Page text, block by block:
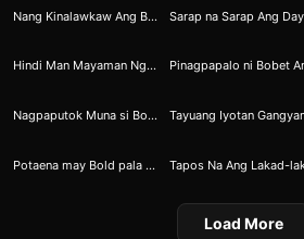
Nang Kinalawkaw Ang Balong Mababaw
40
Hindi Man Mayaman Ngayon Sisiguraduhin Ko Hindi Habang Buhay
40
58
Nagpaputok Muna si Bornok Bago Tumurok
80
101
Potaena may Bold pala si Apple Angeles
104
Load More